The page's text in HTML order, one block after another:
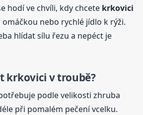
hodí ve chvíli, kdy chcete krkovici
omáčkou nebo rychlé jídlo k rýži.
hlídat sílu řezu a nepéct je
krkovici v troubě?
podle velikosti zhruba
při pomalém pečení vcelku.